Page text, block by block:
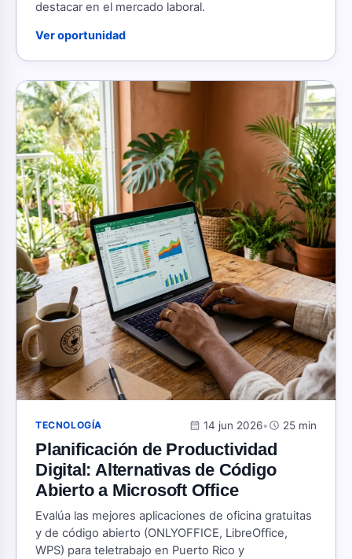
destacar en el mercado laboral.
Ver oportunidad
TECNOLOGÍA calendar_month 14 jun 2026•schedule 25 min
Planificación de Productividad
Digital: Alternativas de Código
Abierto a Microsoft Office
Evalúa las mejores aplicaciones de oficina gratuitas
y de código abierto (ONLYOFFICE, LibreOffice,
WPS) para teletrabajo en Puerto Rico y